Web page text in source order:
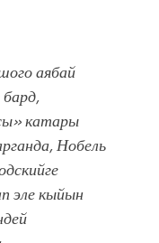
аябай
катары
Нобель
эле кыйын